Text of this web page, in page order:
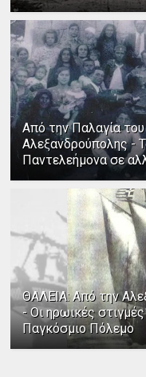
Από την Παλαγία
Αλεξανδρούπολης -
Παντελεήμονα σε
ΘΑΛΕΙΑ: Από την
- Οι ηρωικές
Παγκόσμιο Πόλεμο